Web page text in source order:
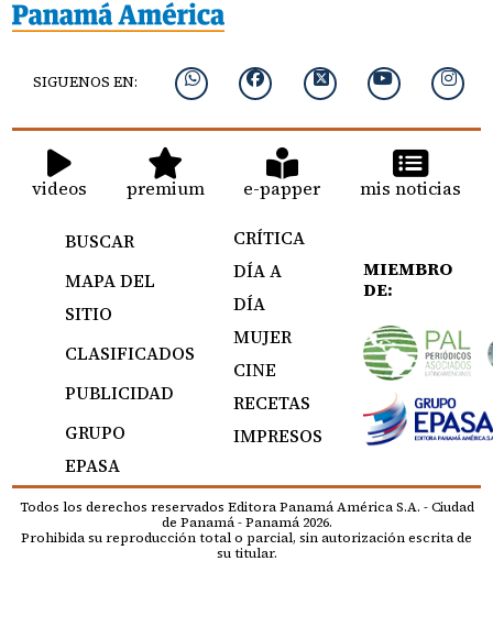
SIGUENOS EN:
videos premium e-papper mis noticias
BUSCAR
MAPA DEL
SITIO
CLASIFICADOS
PUBLICIDAD
GRUPO
EPASA
CRÍTICA
DÍA A
DÍA
MUJER
CINE
RECETAS
IMPRESOS
MIEMBRO
DE:
Todos los derechos reservados Editora Panamá América S.A. - Ciudad
de Panamá - Panamá 2026.
Prohibida su reproducción total o parcial, sin autorización escrita de
su titular.